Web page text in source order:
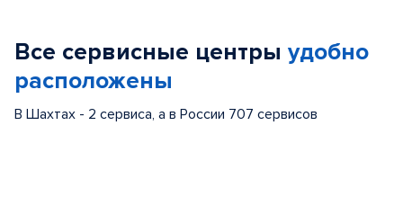
Все сервисные центры удобно
расположены
В Шахтах - 2 сервиса, а в России 707 сервисов